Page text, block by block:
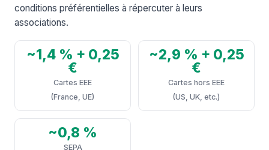
conditions préférentielles à répercuter à leurs
associations.
~1,4 % + 0,25
€
Cartes EEE
(France, UE)
~2,9 % + 0,25
€
Cartes hors EEE
(US, UK, etc.)
~0,8 %
SEPA